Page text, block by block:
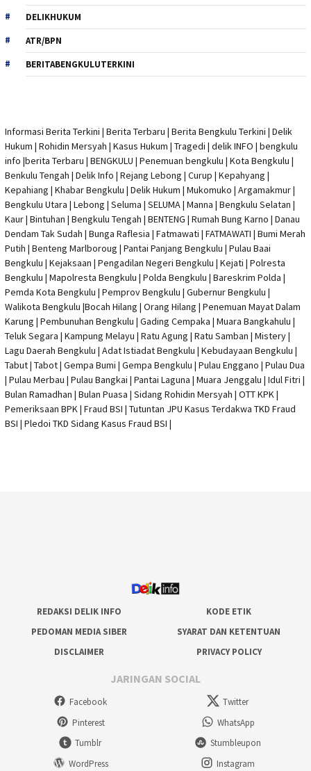
DELIKHUKUM
ATR/BPN
BERITABENGKULUTERKINI
Informasi Berita Terkini | Berita Terbaru | Berita Bengkulu Terkini | Delik
Hukum | Rohidin Mersyah | Kasus Hukum | Tragedi | delik INFO | bengkulu
info |berita Terbaru | BENGKULU | Penemuan bengkulu | Kota Bengkulu |
Benkulu Tengah | Delik Info | Rejang Lebong | Curup | Kepahyang |
Kepahiang | Khabar Bengkulu | Delik Hukum | Mukomuko | Argamakmur |
Bengkulu Utara | Lebong | Seluma | SELUMA | Manna | Bengkulu Selatan |
Kaur | Bintuhan | Bengkulu Tengah | BENTENG | Rumah Bung Karno | Danau
Dendam Tak Sudah | Bunga Raflesia | Fatmawati | FATMAWATI | Bumi Merah
Putih | Benteng Marlboroug | Pantai Panjang Bengkulu | Pulau Baai
Bengkulu | Kejaksaan | Pengadilan Negeri Bengkulu | Kejati | Polresta
Bengkulu | Mapolresta Bengkulu | Polda Bengkulu | Bareskrim Polda |
Pemda Kota Bengkulu | Pemprov Bengkulu | Gubernur Bengkulu |
Walikota Bengkulu |Bocah Hilang | Orang Hilang | Penemuan Mayat Dalam
Karung | Pembunuhan Bengkulu | Gading Cempaka | Muara Bangkahulu |
Teluk Segara | Kampung Melayu | Ratu Agung | Ratu Samban | Mistery |
Lagu Daerah Bengkulu | Adat Istiadat Bengkulu | Kebudayaan Bengkulu |
Tabut | Tabot | Gempa Bumi | Gempa Bengkulu | Pulau Enggano | Pulau Dua
| Pulau Merbau | Pulau Bangkai | Pantai Laguna | Muara Jenggalu | Idul Fitri |
Bulan Ramadhan | Bulan Puasa | Sidang Rohidin Mersyah | OTT KPK|
Pemeriksaan BPK | Fraud BSI | Tutuntan JPU Kasus Terdakwa TKD Fraud
BSI | Pledoi TKD Sidang Kasus Fraud BSI |
REDAKSI DELIK INFO
KODE ETIK
PEDOMAN MEDIA SIBER
SYARAT DAN KETENTUAN
DISCLAIMER
PRIVACY POLICY
JARINGAN SOCIAL
Facebook
Twitter
Pinterest
WhatsApp
Tumblr
Stumbleupon
WordPress
Instagram